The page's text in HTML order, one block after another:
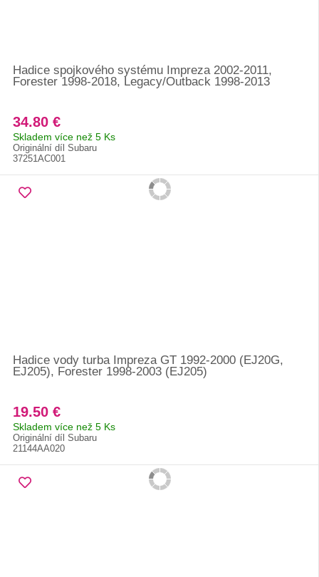
Hadice spojkového systému Impreza 2002-2011,
Forester 1998-2018, Legacy/Outback 1998-2013
34.80 €
Skladem více než 5 Ks
Originální díl Subaru
37251AC001
Hadice vody turba Impreza GT 1992-2000 (EJ20G,
EJ205), Forester 1998-2003 (EJ205)
19.50 €
Skladem více než 5 Ks
Originální díl Subaru
21144AA020